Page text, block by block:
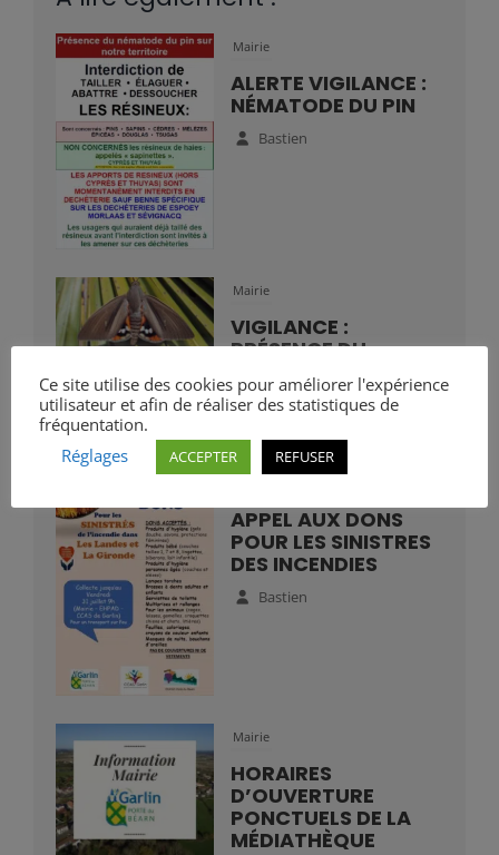
Mairie
ALERTE VIGILANCE :
NÉMATODE DU PIN
Bastien
Mairie
VIGILANCE :
PRÉSENCE DU
PAPILLON DU
PALMIER
APPEL AUX DONS
POUR LES SINISTRES
DES INCENDIES
Bastien
Mairie
HORAIRES
D’OUVERTURE
PONCTUELS DE LA
MÉDIATHÈQUE
Ce site utilise des cookies pour améliorer l'expérience
utilisateur et afin de réaliser des statistiques de
fréquentation.
Réglages
ACCEPTER REFUSER